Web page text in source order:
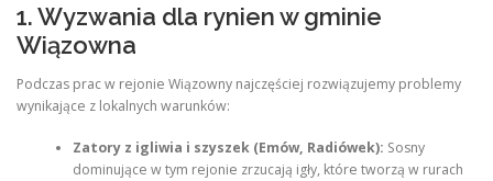
1. Wyzwania dla rynien w gminie
Wiązowna
Podczas prac w rejonie Wiązowny najczęściej rozwiązujemy problemy
wynikające z lokalnych warunków:
Zatory z igliwia i szyszek (Emów, Radiówek): Sosny
dominujące w tym rejonie zrzucają igły, które tworzą w rurach